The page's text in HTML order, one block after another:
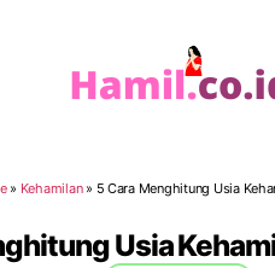
» Kehamilan» 5 Cara Menghitung Usia
Usia